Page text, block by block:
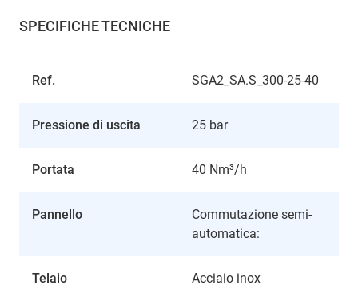
SPECIFICHE TECNICHE
Ref. SGA2_SA.S_300-25-40
Pressione di uscita 25 bar
Portata 40 Nm³/h
Pannello
Commutazione semi-
automatica:
Telaio Acciaio inox